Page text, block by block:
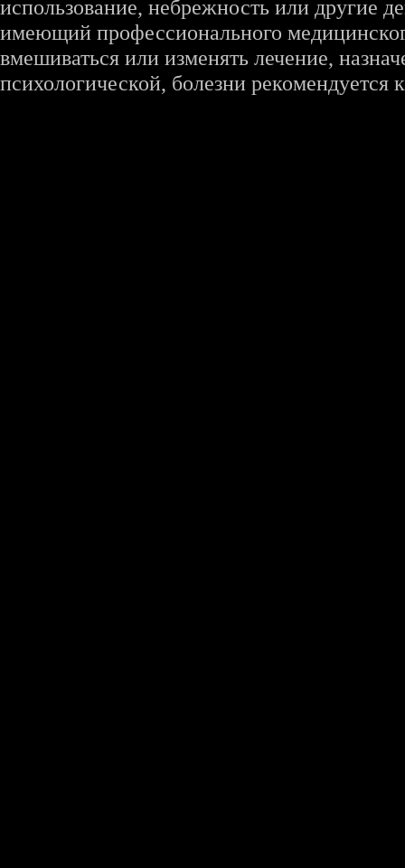
использование, небрежность или другие
имеющий профессионального
вмешиваться или изменять лечение,
психологической, болезни рекомендуется